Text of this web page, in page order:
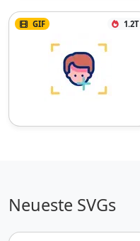
GIF 1.2T
Neueste SVGs